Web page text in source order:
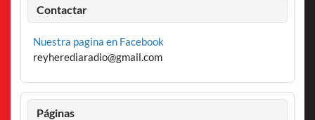
Contactar
Nuestra pagina en Facebook
reyherediaradio@gmail.com
Páginas